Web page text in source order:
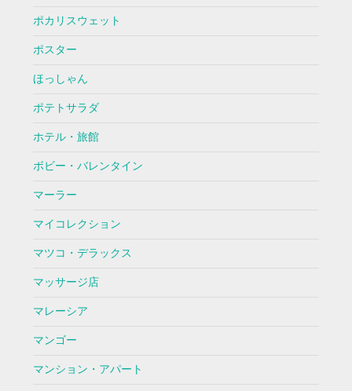
ポカリスウェット
ポスター
ほっしゃん
ポテトサラダ
ホテル・旅館
ボビー・バレンタイン
マーラー
マイコレクション
マツコ・デラックス
マッサージ店
マレーシア
マンゴー
マンション・アパート